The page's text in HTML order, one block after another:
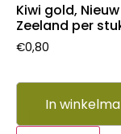
Kiwi gold, Nieuw
Zeeland per
€0,80
In